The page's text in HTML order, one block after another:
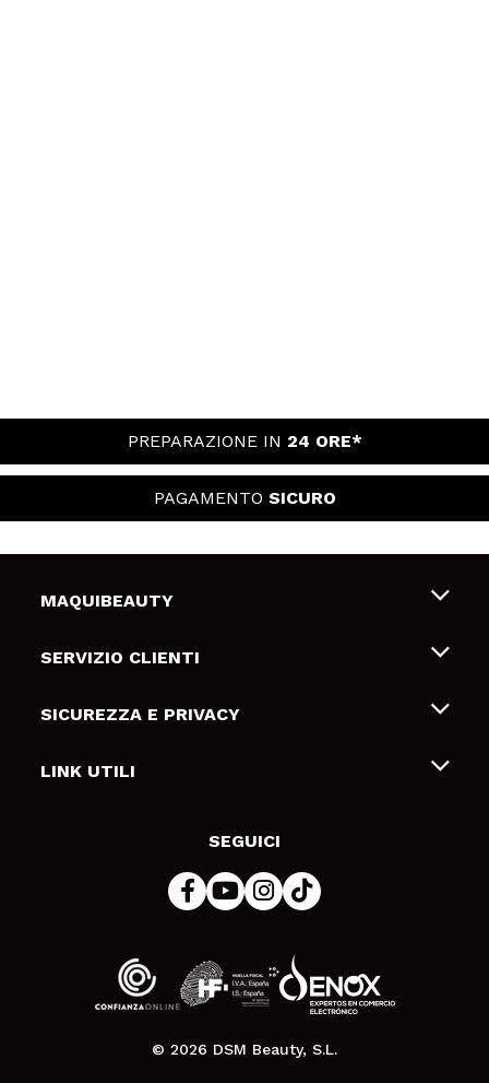
PREPARAZIONE IN 24 ORE*
PAGAMENTO SICURO
MAQUIBEAUTY
Chi siamo
Gift Cards
SERVIZIO CLIENTI
Spedizioni & Resi
Metodi di pagamamento
SICUREZZA E PRIVACY
Termini e condizioni
LINK UTILI
SEGUICI
© 2026 DSM Beauty, S.L.